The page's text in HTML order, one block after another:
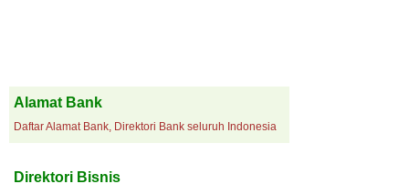
Alamat Bank
Daftar Alamat Bank, Direktori Bank seluruh Indonesia
Direktori Bisnis